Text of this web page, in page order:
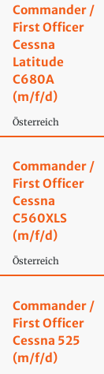
Commander /
First Officer
Cessna
Latitude
C680A
(m/f/d)
Österreich
Commander /
First Officer
Cessna
C560XLS
(m/f/d)
Österreich
Commander /
First Officer
Cessna 525
(m/f/d)